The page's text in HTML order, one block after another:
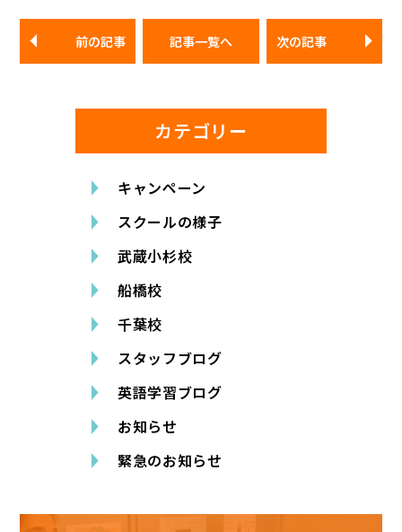
前の記事 記事一覧へ 次の記事
カテゴリー
キャンペーン
スクールの様子
武蔵小杉校
船橋校
千葉校
スタッフブログ
英語学習ブログ
お知らせ
緊急のお知らせ